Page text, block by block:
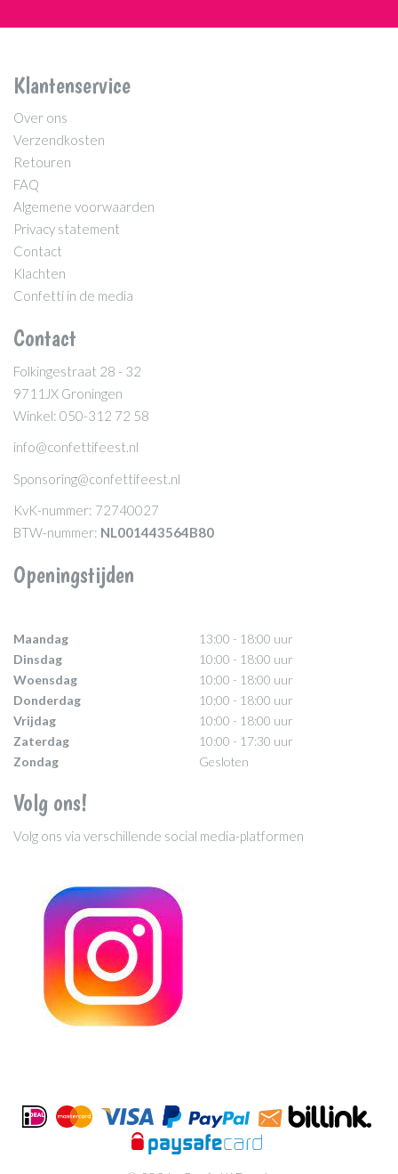
Klantenservice
Over ons
Verzendkosten
Retouren
FAQ
Algemene voorwaarden
Privacy statement
Contact
Klachten
Confetti in de media
Contact
Folkingestraat 28 - 32
9711JX Groningen
Winkel: 050-312 72 58
info@confettifeest.nl
Sponsoring@confettifeest.nl
KvK-nummer: 72740027
BTW-nummer: NL001443564B80
Openingstijden
Maandag
13:00 - 18:00 uur
Dinsdag
10:00 - 18:00 uur
Woensdag
10:00 - 18:00 uur
Donderdag
10:00 - 18:00 uur
Vrijdag
10:00 - 18:00 uur
Zaterdag
10:00 - 17:30 uur
Zondag
Gesloten
Volg ons!
Volg ons via verschillende social media-platformen